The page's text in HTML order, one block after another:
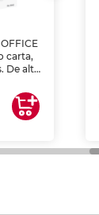
carta,
De alta
para